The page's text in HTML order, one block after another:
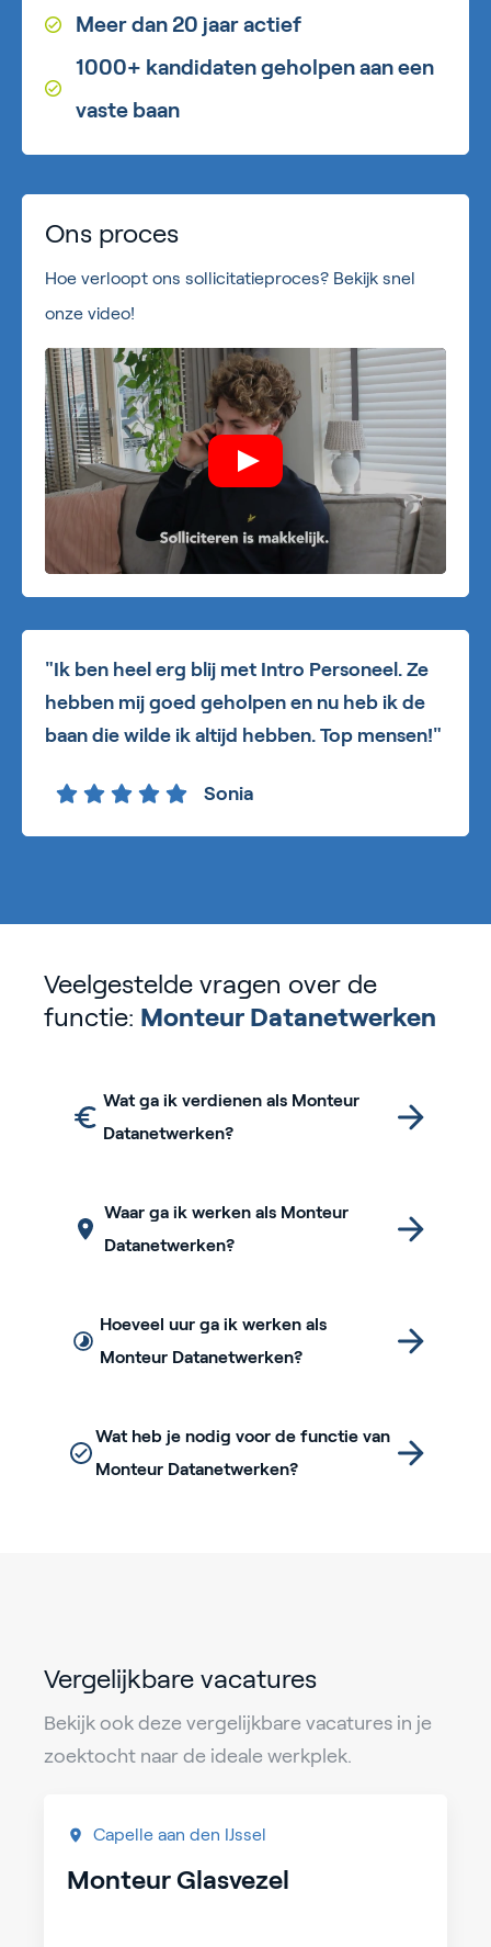
Meer dan 20 jaar actief
1000+ kandidaten geholpen aan een
vaste baan
Ons proces
Hoe verloopt ons sollicitatieproces? Bekijk snel
onze video!
"Ik ben heel erg blij met Intro Personeel. Ze
hebben mij goed geholpen en nu heb ik de
baan die wilde ik altijd hebben. Top mensen!"
Sonia
Veelgestelde vragen over de
functie: Monteur Datanetwerken
Wat ga ik verdienen als Monteur
Datanetwerken?
Waar ga ik werken als Monteur
Datanetwerken?
Hoeveel uur ga ik werken als
Monteur Datanetwerken?
Wat heb je nodig voor de functie van
Monteur Datanetwerken?
Vergelijkbare vacatures
Bekijk ook deze vergelijkbare vacatures in je
zoektocht naar de ideale werkplek.
Capelle aan den IJssel
Monteur Glasvezel